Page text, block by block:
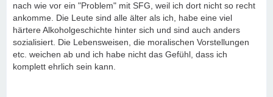
nach wie vor ein "Problem" mit SFG, weil ich dort nicht so recht
ankomme. Die Leute sind alle älter als ich, habe eine viel
härtere Alkoholgeschichte hinter sich und sind auch anders
sozialisiert. Die Lebensweisen, die moralischen Vorstellungen
etc. weichen ab und ich habe nicht das Gefühl, dass ich
komplett ehrlich sein kann.